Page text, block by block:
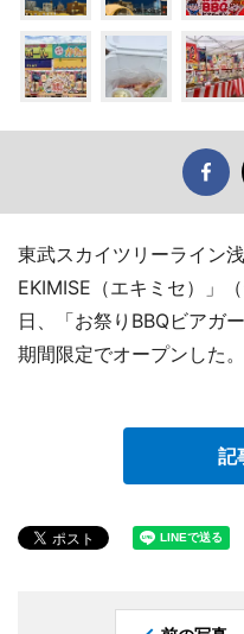
東武スカイツリーライン
EKIMISE（エキミセ）」
日、「お祭りBBQビアガ
期間限定でオープンした。
記